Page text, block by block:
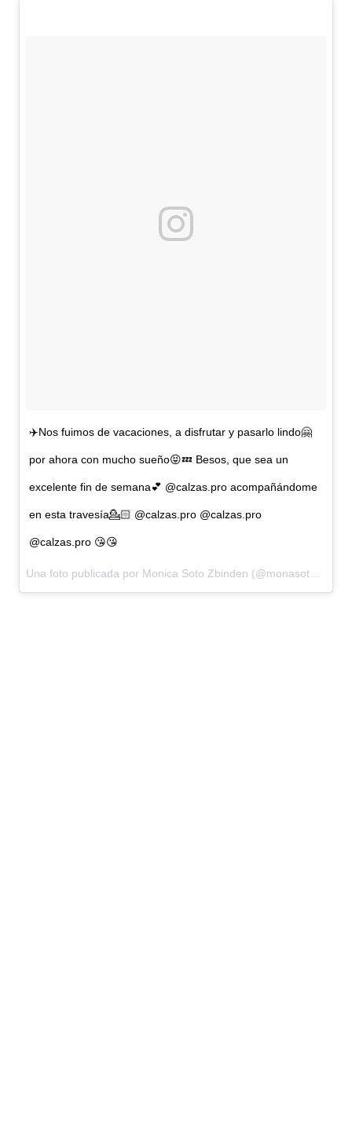
✈️Nos fuimos de vacaciones, a disfrutar y pasarlo lindo🤗
por ahora con mucho sueño😝💤 Besos, que sea un
excelente fin de semana💕 @calzas.pro acompañándome
en esta travesía💁🏻 @calzas.pro @calzas.pro
@calzas.pro 😘😘
Una foto publicada por Monica Soto Zbinden (@monasotozbinden) el